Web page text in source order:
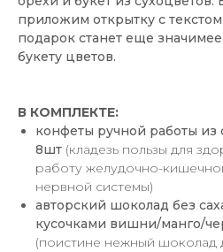
приложим открытку с
подарок станет еще
букету цветов.
В КОМПЛЕКТЕ:
конфеты ручной работы из
8шт (кладезь пользы для
работу желудочно-
нервной системы)
авторский шоколад без
кусочками вишни/манго/
(поистине нежный шоколад